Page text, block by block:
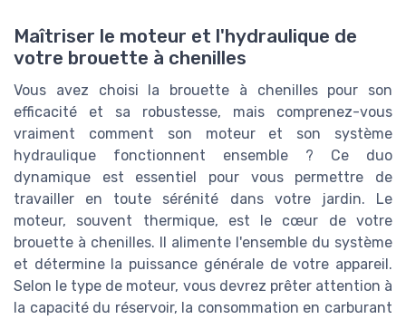
Maîtriser le moteur et l'hydraulique de
votre brouette à chenilles
Vous avez choisi la brouette à chenilles pour son
efficacité et sa robustesse, mais comprenez-vous
vraiment comment son moteur et son système
hydraulique fonctionnent ensemble ? Ce duo
dynamique est essentiel pour vous permettre de
travailler en toute sérénité dans votre jardin. Le
moteur, souvent thermique, est le cœur de votre
brouette à chenilles. Il alimente l'ensemble du système
et détermine la puissance générale de votre appareil.
Selon le type de moteur, vous devrez prêter attention à
la capacité du réservoir, la consommation en carburant